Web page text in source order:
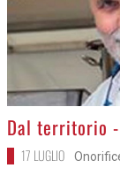
>
Dal territorio
17 LUGLIO